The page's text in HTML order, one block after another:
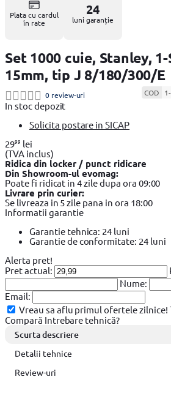
Plata cu cardul
în rate
24
luni garanție
Set 1000 cuie, Stanley, 1-
15mm, tip J 8/180/300/E
0 review-uri COD
In stoc depozit
Solicita postare in SICAP
2999 lei
(TVA inclus)
Ridica din locker / punct ridicare
Din Showroom-ul evomag:
Poate fi ridicat in 4 zile dupa ora 09:00
Livrare prin curier:
Se livreaza in 5 zile pana in ora 18:00
Informatii garantie
Garantie tehnica: 24 luni
Garantie de conformitate: 24 luni
Alerta pret!
Pret actual:
Nume:
Email:
Vreau sa aflu primul ofertele zilnice!
Compară Intrebare tehnică?
Scurta descriere
Detalii tehnice
Review-uri